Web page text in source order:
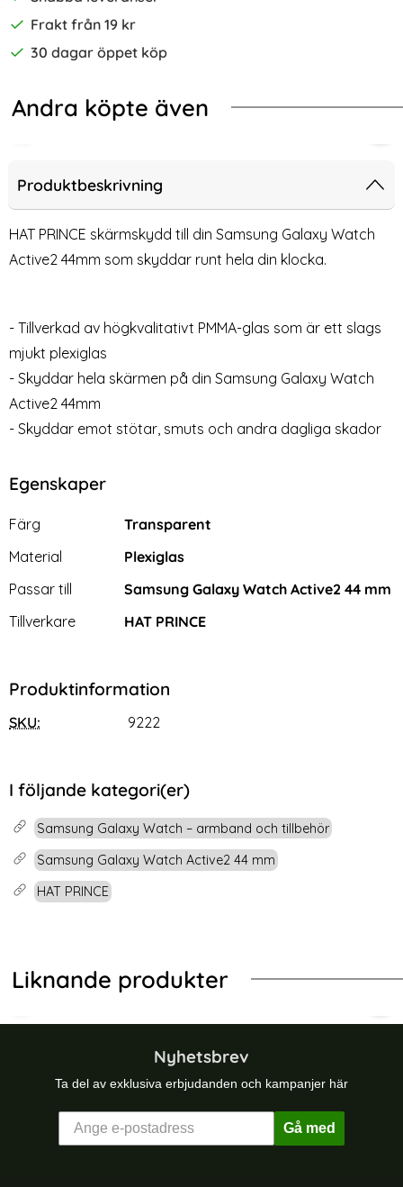
Frakt från 19 kr
30 dagar öppet köp
Andra köpte även
- Vit
Armband För Smartwatch (20mm) - Ljus Rosa
Heltäckande Skal Galaxy
Transparent
Art. nr 9384
Heltäckande Skal Galaxy Watch
Art. nr 9388
Produktbeskrivning
HAT PRINCE skärmskydd till din Samsung Galaxy Watch
Active2 44mm som skyddar runt hela din klocka.
- Tillverkad av högkvalitativt PMMA-glas som är ett slags
mjukt plexiglas
- Skyddar hela skärmen på din Samsung Galaxy Watch
Active2 44mm
- Skyddar emot stötar, smuts och andra dagliga skador
Egenskaper
Egenskaper/attribut för denna produkt
Attribut
Färg
Transparent
Material
Plexiglas
Passar till
Samsung Galaxy Watch Active2 44 mm
Tillverkare
HAT PRINCE
Produktinformation
SKU: 9222
I följande kategori(er)
Samsung Galaxy Watch – armband och tillbehör
Samsung Galaxy Watch Active2 44 mm
HAT PRINCE
Liknande produkter
Skärmskydd Heltäckande
Armband För Smartwatch (20mm) - Svart
Samsung Galaxy Watch Active2
Nyhetsbrev
Ta del av exklusiva erbjudanden och kampanjer här
Gå med